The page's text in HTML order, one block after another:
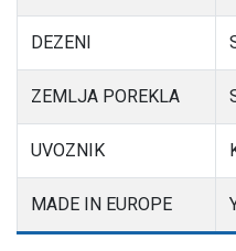
DEZENI
ZEMLJA POREKLA
UVOZNIK
MADE IN EUROPE